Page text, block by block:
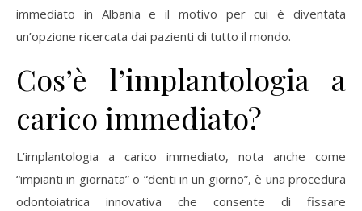
immediato in Albania e il motivo per cui è diventata
un’opzione ricercata dai pazienti di tutto il mondo.
Cos’è l’implantologia a
carico immediato?
L’implantologia a carico immediato, nota anche come
“impianti in giornata” o “denti in un giorno”, è una procedura
odontoiatrica innovativa che consente di fissare